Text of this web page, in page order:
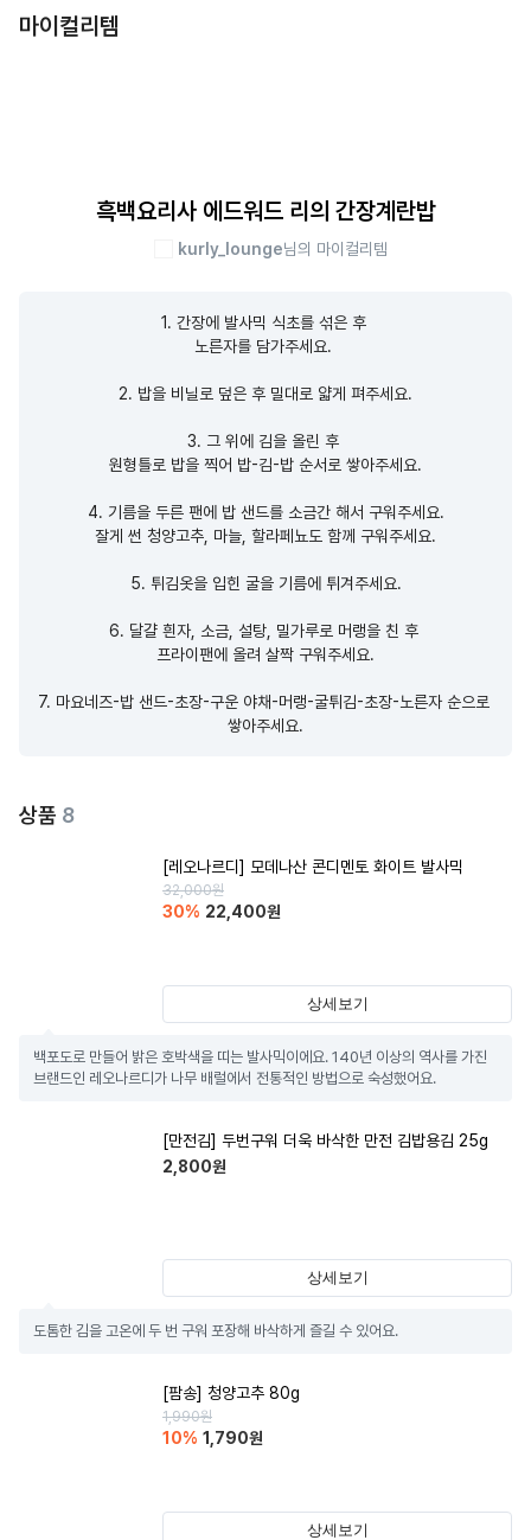
마이컬리템
흑백요리사 에드워드 리의 간장계란밥
kurly_lounge님의 마이컬리템
1. 간장에 발사믹 식초를 섞은 후
노른자를 담가주세요.
2. 밥을 비닐로 덮은 후 밀대로 얇게 펴주세요.
3. 그 위에 김을 올린 후
원형틀로 밥을 찍어 밥-김-밥 순서로 쌓아주세요.
4. 기름을 두른 팬에 밥 샌드를 소금간 해서 구워주세요.
잘게 썬 청양고추, 마늘, 할라페뇨도 함께 구워주세요.
5. 튀김옷을 입힌 굴을 기름에 튀겨주세요.
6. 달걀 흰자, 소금, 설탕, 밀가루로 머랭을 친 후
프라이팬에 올려 살짝 구워주세요.
7. 마요네즈-밥 샌드-초장-구운 야채-머랭-굴튀김-초장-노른자 순으로
쌓아주세요.
상품 8
[레오나르디] 모데나산 콘디멘토 화이트 발사믹
32,000원
30% 22,400원
상세보기
백포도로 만들어 밝은 호박색을 띠는 발사믹이에요. 140년 이상의 역사를 가진
브랜드인 레오나르디가 나무 배럴에서 전통적인 방법으로 숙성했어요.
[만전김] 두번구워 더욱 바삭한 만전 김밥용김 25g
2,800원
상세보기
도톰한 김을 고온에 두 번 구워 포장해 바삭하게 즐길 수 있어요.
[팜송] 청양고추 80g
1,990원
10% 1,790원
상세보기